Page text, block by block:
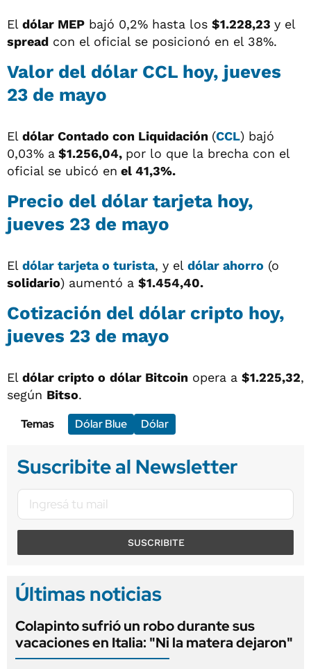
El dólar MEP bajó 0,2% hasta los $1.228,23 y el
spread con el oficial se posicionó en el 38%.
Valor del dólar CCL hoy, jueves
23 de mayo
El dólar Contado con Liquidación (CCL) bajó
0,03% a $1.256,04, por lo que la brecha con el
oficial se ubicó en el 41,3%.
Precio del dólar tarjeta hoy,
jueves 23 de mayo
El dólar tarjeta o turista, y el dólar ahorro (o
solidario) aumentó a $1.454,40.
Cotización del dólar cripto hoy,
jueves 23 de mayo
El dólar cripto o dólar Bitcoin opera a $1.225,32,
según Bitso.
Temas
Dólar Blue Dólar
Suscribite al Newsletter
SUSCRIBITE
Últimas noticias
Colapinto sufrió un robo durante sus
vacaciones en Italia: "Ni la matera dejaron"